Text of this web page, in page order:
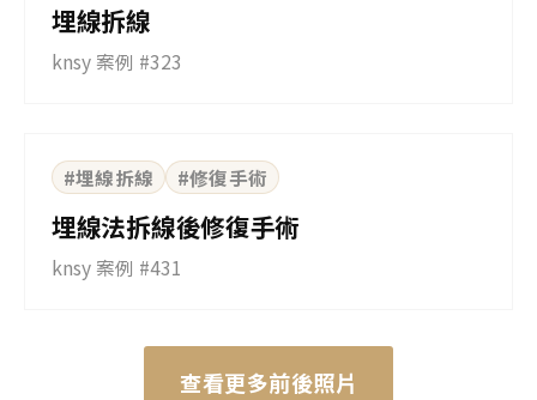
埋線拆線
knsy 案例 #323
BEFORE
#埋線拆線 #修復手術
埋線法拆線後修復手術
knsy 案例 #431
查看更多前後照片